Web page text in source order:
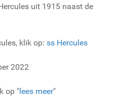
uit 1915 naast de
klik op: ss Hercules
2022
op " lees meer"